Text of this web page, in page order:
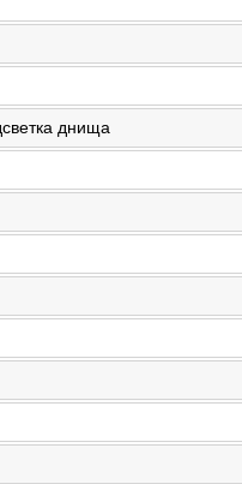
днища